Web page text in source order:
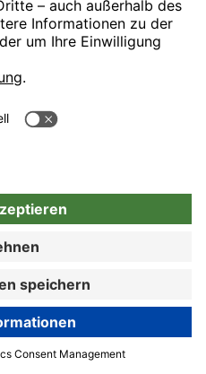
Ausgangspunkt für Ihren
oder Ihren Münchenbesuch.
Details
Buchung